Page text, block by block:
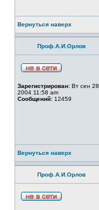
Вернуться наверх
Проф.А.И.Орлов
Зарегистрирован: Вт сен 28,
2004 11:58 am
Сообщений: 12459
Вернуться наверх
Проф.А.И.Орлов